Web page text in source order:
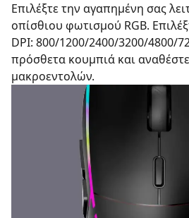
Επιλέξτε την αγαπημένη σας
οπίσθιου φωτισμού RGB.
DPI: 800/1200/2400/3200/4800/
πρόσθετα κουμπιά και αναθέστε
μακροεντολών.